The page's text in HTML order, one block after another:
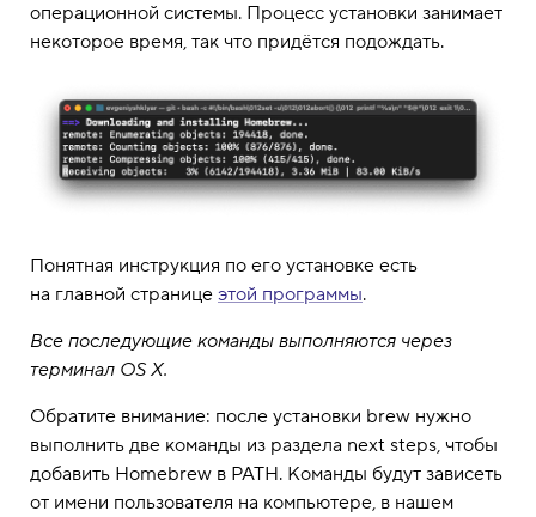
операционной системы. Процесс установки занимает
некоторое время, так что придётся подождать.
Понятная инструкция по его установке есть
на главной странице этой программы.
Все последующие команды выполняются через
терминал OS X.
Обратите внимание: после установки brew нужно
выполнить две команды из раздела next steps, чтобы
добавить Homebrew в PATH. Команды будут зависеть
от имени пользователя на компьютере, в нашем